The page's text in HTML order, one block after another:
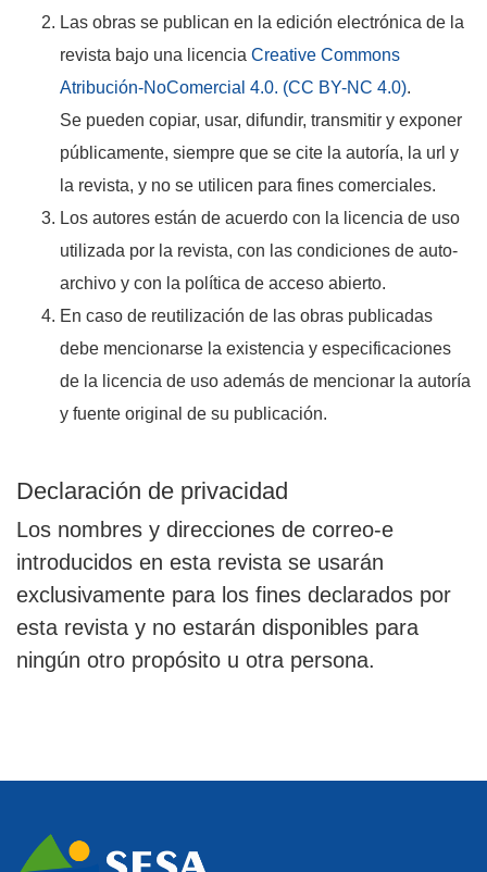
Las obras se publican en la edición electrónica de la
revista bajo una licencia Creative Commons
Atribución-NoComercial 4.0. (CC BY-NC 4.0).
Se pueden copiar, usar, difundir, transmitir y exponer
públicamente, siempre que se cite la autoría, la url y
la revista, y no se utilicen para fines comerciales.
Los autores están de acuerdo con la licencia de uso
utilizada por la revista, con las condiciones de auto-
archivo y con la política de acceso abierto.
En caso de reutilización de las obras publicadas
debe mencionarse la existencia y especificaciones
de la licencia de uso además de mencionar la autoría
y fuente original de su publicación.
Declaración de privacidad
Los nombres y direcciones de correo-e
introducidos en esta revista se usarán
exclusivamente para los fines declarados por
esta revista y no estarán disponibles para
ningún otro propósito u otra persona.